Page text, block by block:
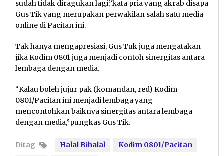
sudah tidak diragukan lagi,”kata pria yang akrab disapa
Gus Tik yang merupakan perwakilan salah satu media
online di Pacitan ini.
Tak hanya mengapresiasi, Gus Tuk juga mengatakan
jika Kodim 0801 juga menjadi contoh sinergitas antara
lembaga dengan media.
“Kalau boleh jujur pak (komandan, red) Kodim
0801/Pacitan ini menjadi lembaga yang
mencontohkan baiknya sinergitas antara lembaga
dengan media,”pungkas Gus Tik.
Ditag Halal Bihalal
Kodim 0801/Pacitan